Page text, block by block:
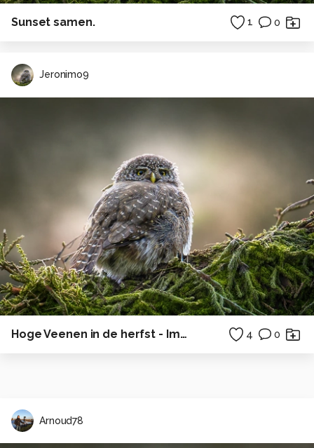
Sunset samen. 1 0
Jeronimo9
Hoge Veenen in de herfst - Impressie 4 0
Arnoud78